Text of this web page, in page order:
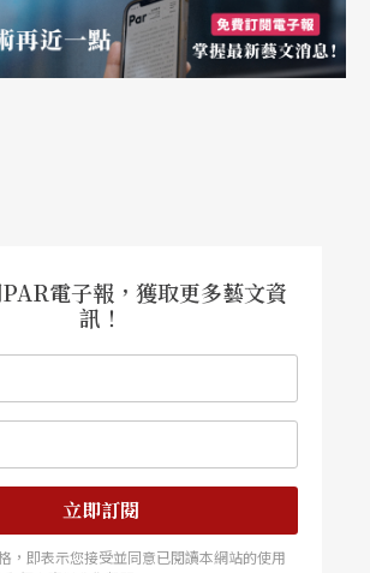
只是一片浮光掠影。連戲份最吃
如，此遑論蜻蜓點水般現身在舞台
張幻燈片，製造笑料綽綽有餘，但
徵婚人，親眼觀照光怪陸離的寂寞
能淪爲一個糾合衆應徵者的工具角
中，雖然從開幕到謝幕掌聲不斷、
說明了該劇富含喜感。如果只就徵
徵婚啓事》不過是李國修初出道時
電子報，獲取更多藝文資
訊！
立即訂閱
，即表示您接受並同意已閱讀本網站的使用